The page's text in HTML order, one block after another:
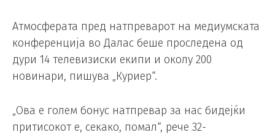
Атмосферата пред натпреварот на медиумската
конференција во Далас беше проследена од
дури 14 телевизиски екипи и околу 200
новинари, пишува „Куриер“.
„Ова е голем бонус натпревар за нас бидејќи
притисокот е, секако, помал“, рече 32-